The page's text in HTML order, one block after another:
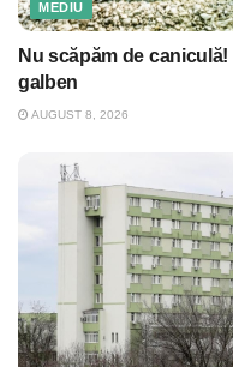
MEDIU
Nu scăpăm de
galben
AUGUST 8, 2026